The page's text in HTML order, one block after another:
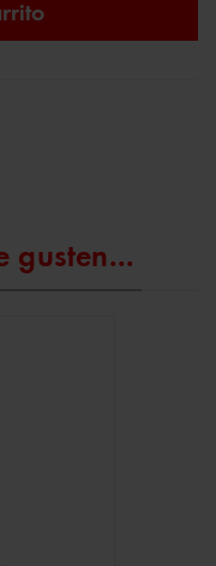
gusten...